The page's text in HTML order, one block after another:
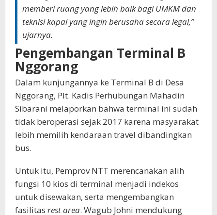
memberi ruang yang lebih baik bagi UMKM dan
teknisi kapal yang ingin berusaha secara legal,”
ujarnya.
Pengembangan Terminal B
Nggorang
Dalam kunjungannya ke Terminal B di Desa
Nggorang, Plt. Kadis Perhubungan Mahadin
Sibarani melaporkan bahwa terminal ini sudah
tidak beroperasi sejak 2017 karena masyarakat
lebih memilih kendaraan travel dibandingkan
bus.
Untuk itu, Pemprov NTT merencanakan alih
fungsi 10 kios di terminal menjadi indekos
untuk disewakan, serta mengembangkan
fasilitas rest area. Wagub Johni mendukung